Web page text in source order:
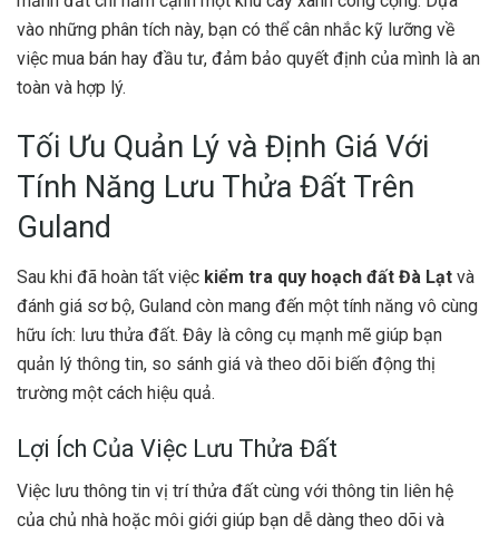
vào những phân tích này, bạn có thể cân nhắc kỹ lưỡng về
việc mua bán hay đầu tư, đảm bảo quyết định của mình là an
toàn và hợp lý.
Tối Ưu Quản Lý và Định Giá Với
Tính Năng Lưu Thửa Đất Trên
Guland
Sau khi đã hoàn tất việc kiểm tra quy hoạch đất Đà Lạt và
đánh giá sơ bộ, Guland còn mang đến một tính năng vô cùng
hữu ích: lưu thửa đất. Đây là công cụ mạnh mẽ giúp bạn
quản lý thông tin, so sánh giá và theo dõi biến động thị
trường một cách hiệu quả.
Lợi Ích Của Việc Lưu Thửa Đất
Việc lưu thông tin vị trí thửa đất cùng với thông tin liên hệ
của chủ nhà hoặc môi giới giúp bạn dễ dàng theo dõi và